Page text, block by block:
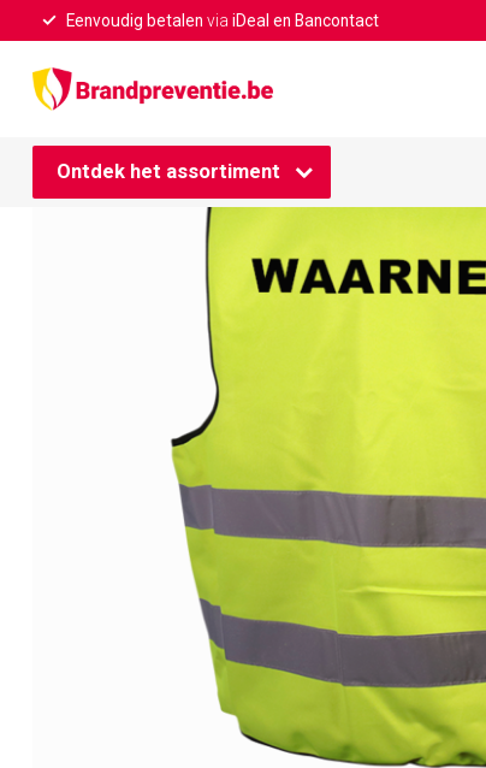
Eenvoudig betalen via iDeal en Bancontact
Ontdek het assortiment
Home / Waarnemer hesje geel